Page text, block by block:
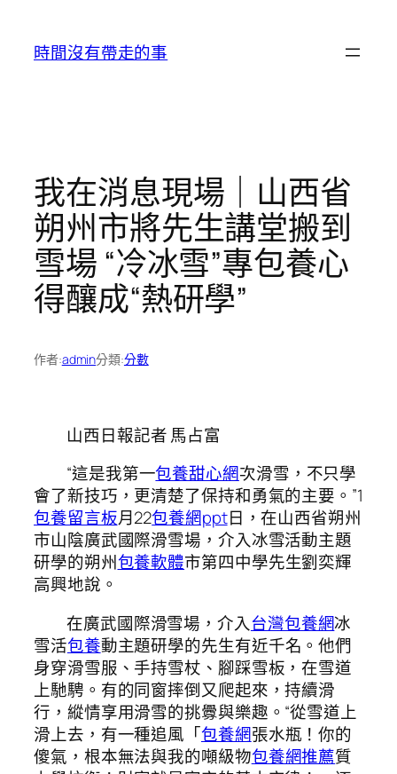
時間沒有帶走的事
我在消息現場｜山西省
朔州市將先生講堂搬到
雪場 “冷冰雪”專包養心
得釀成“熱研學”
作者:admin分類:分數
山西日報記者 馬占富
“這是我第一包養甜心網次滑雪，不只學
會了新技巧，更清楚了保持和勇氣的主要。”1
包養留言板月22包養網ppt日，在山西省朔州
市山陰廣武國際滑雪場，介入冰雪活動主題
研學的朔州包養軟體市第四中學先生劉奕輝
高興地說。
在廣武國際滑雪場，介入台灣包養網冰
雪活包養動主題研學的先生有近千名。他們
身穿滑雪服、手持雪杖、腳踩雪板，在雪道
上馳騁。有的同窗摔倒又爬起來，持續滑
行，縱情享用滑雪的挑釁與樂趣。“從雪道上
滑上去，有一種追風「包養網張水瓶！你的
傻氣，根本無法與我的噸級物包養網推薦質